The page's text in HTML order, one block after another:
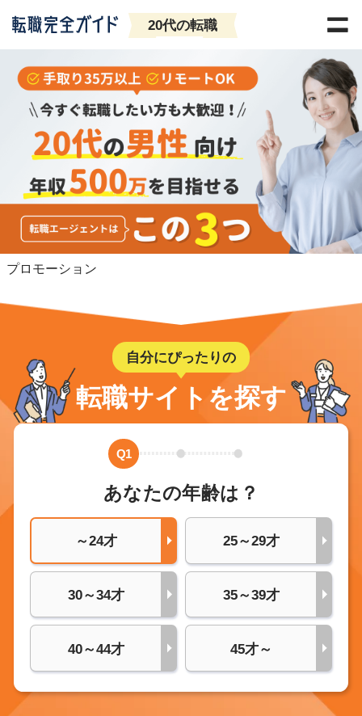
20代の転職
プロモーション
自分にぴったりの
転職サイトを探す
Q1
あなたの年齢は？
～24才 25～29才
30～34才 35～39才
40～44才 45才～